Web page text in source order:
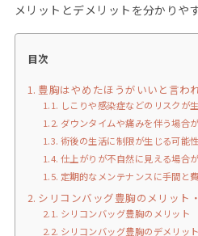
メリットとデメリットを分かりや
目次
豊胸はやめたほうがいいと言わ
しこりや感染症などのリスクが
ダウンタイムや痛みを伴う場合
術後の生活に制限が生じる可能
仕上がりが不自然に見える場合
定期的なメンテナンスに手間と
シリコンバッグ豊胸のメリット
シリコンバッグ豊胸のメリット
シリコンバッグ豊胸のデメリット